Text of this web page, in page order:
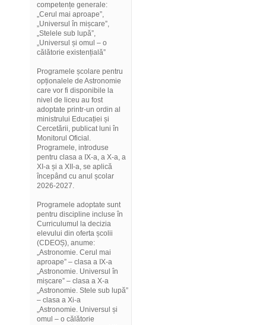
competențe generale:
„Cerul mai aproape”,
„Universul în mișcare”,
„Stelele sub lupă”,
„Universul și omul – o
călătorie existențială”
Programele școlare pentru
opționalele de Astronomie
care vor fi disponibile la
nivel de liceu au fost
adoptate printr-un ordin al
ministrului Educației și
Cercetării, publicat luni în
Monitorul Oficial.
Programele, introduse
pentru clasa a IX-a, a X-a, a
XI-a și a XII-a, se aplică
începând cu anul școlar
2026-2027.
Programele adoptate sunt
pentru discipline incluse în
Curriculumul la decizia
elevului din oferta școlii
(CDEOȘ), anume:
„Astronomie. Cerul mai
aproape” – clasa a IX-a
„Astronomie. Universul în
mișcare” – clasa a X-a
„Astronomie. Stele sub lupă”
– clasa a Xi-a
„Astronomie. Universul și
omul – o călătorie